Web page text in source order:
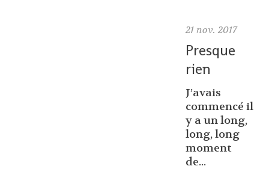
21 nov. 2017
Presque
rien
J’avais
commencé il
y a un long,
long, long
moment
de...